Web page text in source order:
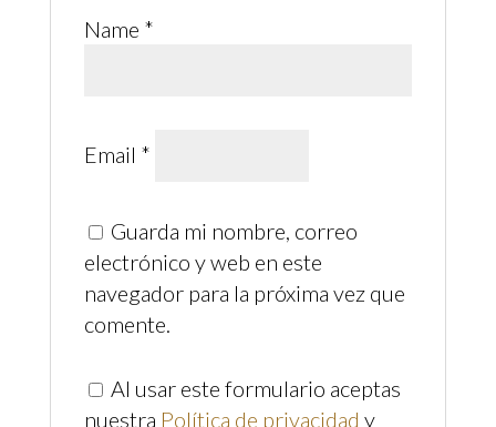
Name *
Email *
Guarda mi nombre, correo
electrónico y web en este
navegador para la próxima vez que
comente.
Al usar este formulario aceptas
nuestra Política de privacidad y